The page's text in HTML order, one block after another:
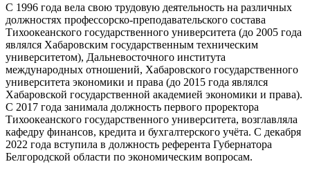
С 1996 года вела свою трудовую деятельность на различных
должностях профессорско-преподавательского состава
Тихоокеанского государственного университета (до 2005 года
являлся Хабаровским государственным техническим
университетом), Дальневосточного института
международных отношений, Хабаровского государственного
университета экономики и права (до 2015 года являлся
Хабаровской государственной академией экономики и права).
С 2017 года занимала должность первого проректора
Тихоокеанского государственного университета, возглавляла
кафедру финансов, кредита и бухгалтерского учёта. С декабря
2022 года вступила в должность референта Губернатора
Белгородской области по экономическим вопросам.